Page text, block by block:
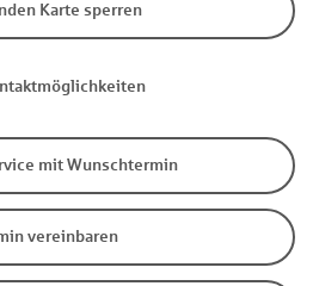
Karte sperren
mit Wunschtermin
vereinbaren